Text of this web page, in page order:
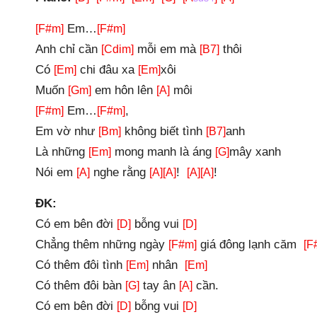
[F#m] Em… [F#m]
Anh chỉ cần [Cdim] mỗi em mà [B7] thôi
Có [Em] chi đâu xa [Em]xôi
Muốn [Gm] em hôn lên [A] môi
[F#m] Em… [F#m],
Em vờ như [Bm] không biết tình [B7]anh
Là những [Em] mong manh là áng [G]mây xanh
Nói em [A] nghe rằng [A] [A]! [A] [A]!
ĐK:
Có em bên đời [D] bỗng vui [D]
Chẳng thêm những ngày [F#m] giá đông lạnh căm
Có thêm đôi tình [Em] nhân [Em]
Có thêm đôi bàn [G] tay ân [A] cần.
Có em bên đời [D] bỗng vui [D]